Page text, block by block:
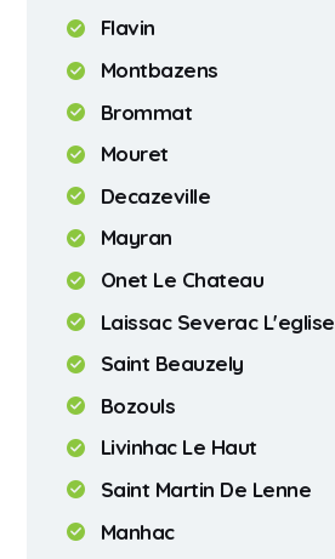
Flavin
Montbazens
Brommat
Mouret
Decazeville
Mayran
Onet Le Chateau
Laissac Severac L'eglise
Saint Beauzely
Bozouls
Livinhac Le Haut
Saint Martin De Lenne
Manhac